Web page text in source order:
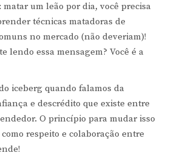
matar um leão por dia, você precisa
técnicas matadoras de
no mercado (não deveriam)!
lendo essa mensagem? Você é a
iceberg quando falamos da
e descrédito que existe entre
O princípio para mudar isso
respeito e colaboração entre